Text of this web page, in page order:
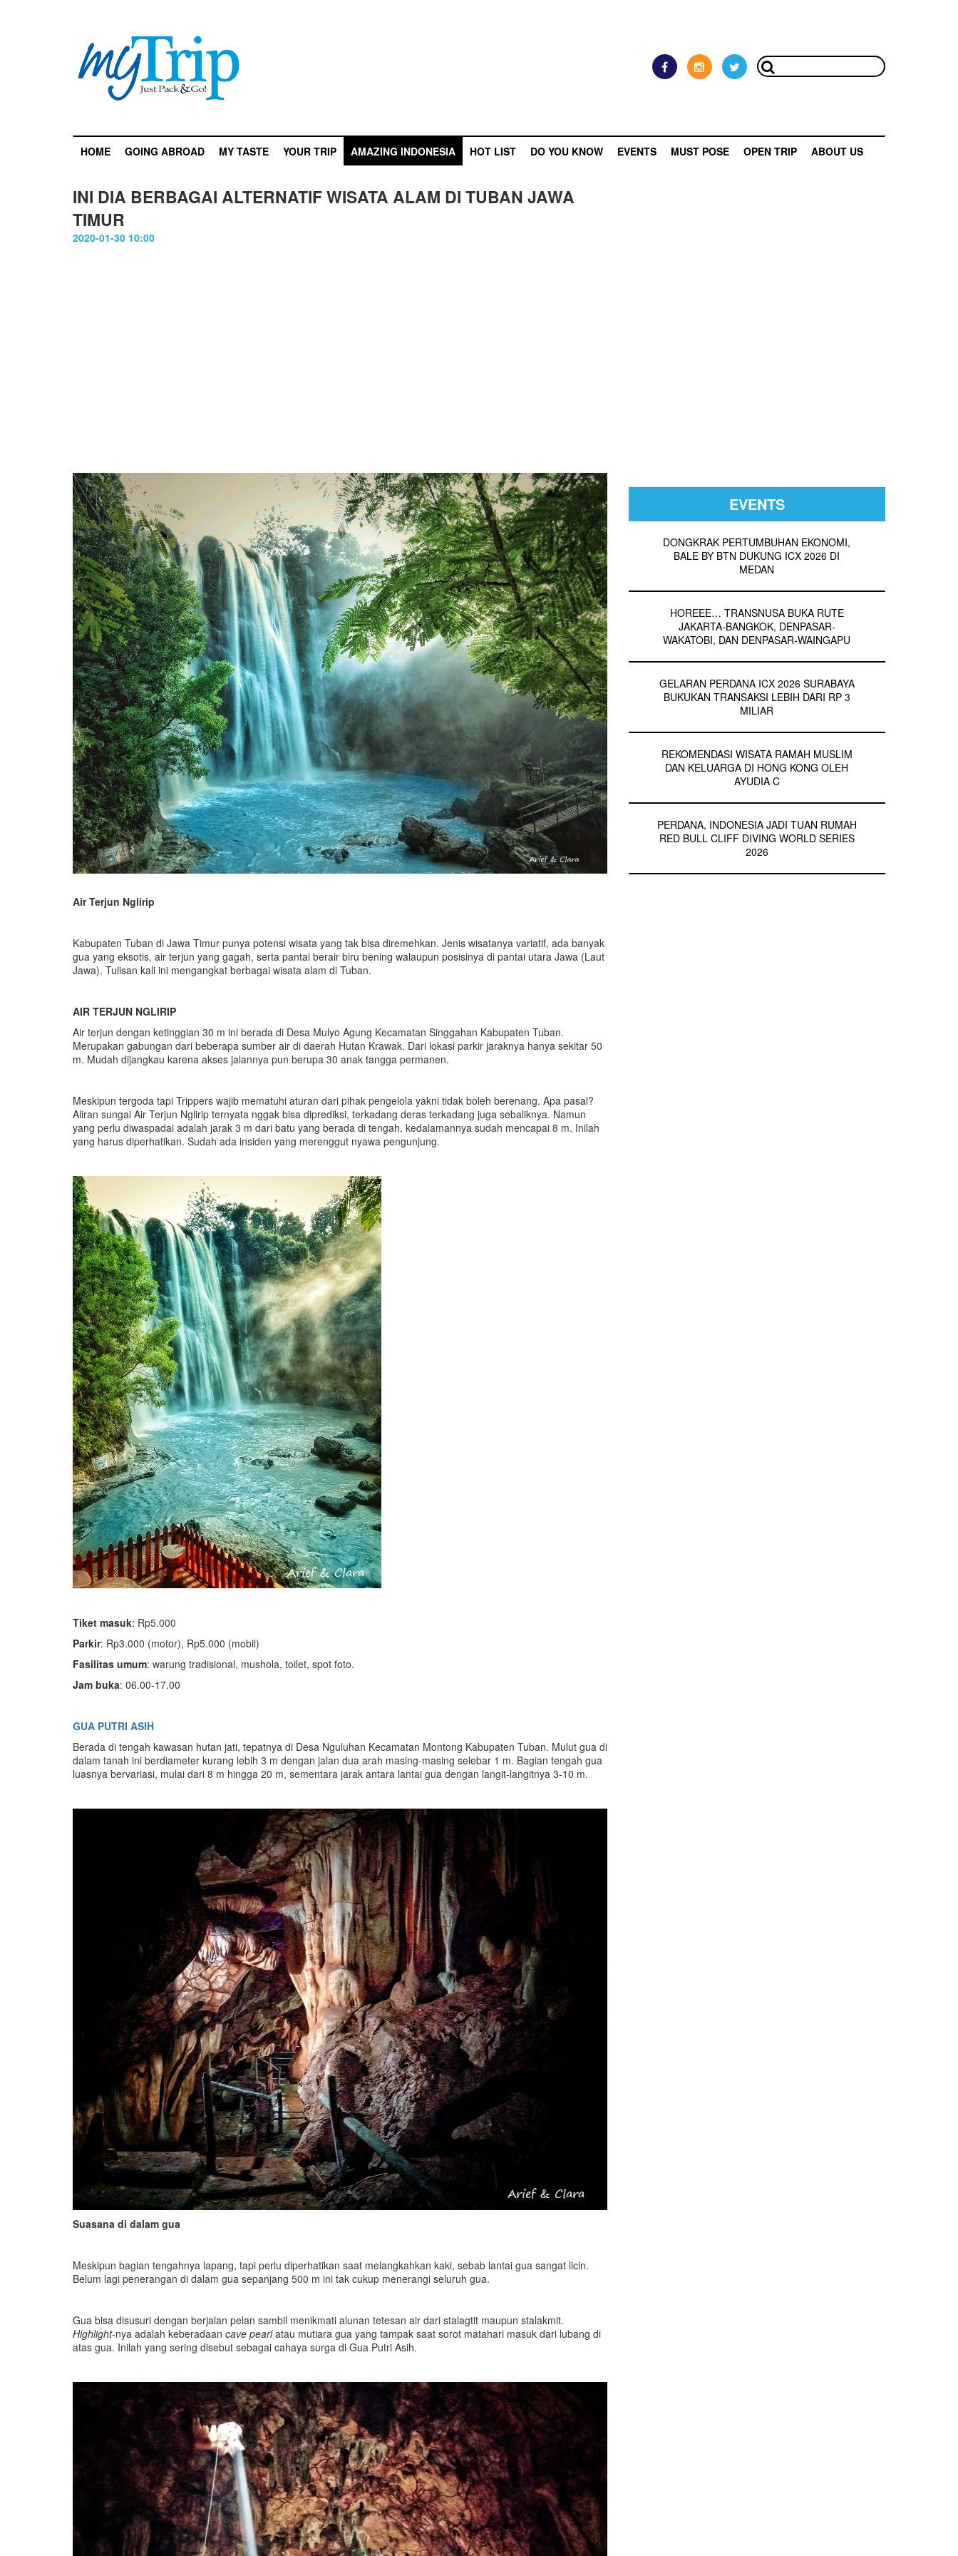
HOME GOING ABROAD MY TASTE YOUR TRIP AMAZING INDONESIA HOT LIST DO YOU KNOW EVENTS MUST POSE OPEN TRIP ABOUT US
INI DIA BERBAGAI ALTERNATIF WISATA ALAM DI TUBAN JAWA
TIMUR
2020-01-30 10:00
Air Terjun Nglirip
Kabupaten Tuban di Jawa Timur punya potensi wisata yang tak bisa diremehkan. Jenis wisatanya variatif, ada banyak
gua yang eksotis, air terjun yang gagah, serta pantai berair biru bening walaupun posisinya di pantai utara Jawa (Laut
Jawa). Tulisan kali ini mengangkat berbagai wisata alam di Tuban.
AIR TERJUN NGLIRIP
Air terjun dengan ketinggian 30 m ini berada di Desa Mulyo Agung Kecamatan Singgahan Kabupaten Tuban.
Merupakan gabungan dari beberapa sumber air di daerah Hutan Krawak. Dari lokasi parkir jaraknya hanya sekitar 50
m. Mudah dijangkau karena akses jalannya pun berupa 30 anak tangga permanen.
Meskipun tergoda tapi Trippers wajib mematuhi aturan dari pihak pengelola yakni tidak boleh berenang. Apa pasal?
Aliran sungai Air Terjun Nglirip ternyata nggak bisa diprediksi, terkadang deras terkadang juga sebaliknya. Namun
yang perlu diwaspadai adalah jarak 3 m dari batu yang berada di tengah, kedalamannya sudah mencapai 8 m. Inilah
yang harus diperhatikan. Sudah ada insiden yang merenggut nyawa pengunjung.
Tiket masuk: Rp5.000
Parkir: Rp3.000 (motor), Rp5.000 (mobil)
Fasilitas umum: warung tradisional, mushola, toilet, spot foto.
Jam buka: 06.00-17.00
GUA PUTRI ASIH
Berada di tengah kawasan hutan jati, tepatnya di Desa Nguluhan Kecamatan Montong Kabupaten Tuban. Mulut gua di
dalam tanah ini berdiameter kurang lebih 3 m dengan jalan dua arah masing-masing selebar 1 m. Bagian tengah gua
luasnya bervariasi, mulai dari 8 m hingga 20 m, sementara jarak antara lantai gua dengan langit-langitnya 3-10 m.
Suasana di dalam gua
Meskipun bagian tengahnya lapang, tapi perlu diperhatikan saat melangkahkan kaki, sebab lantai gua sangat licin.
Belum lagi penerangan di dalam gua sepanjang 500 m ini tak cukup menerangi seluruh gua.
Gua bisa disusuri dengan berjalan pelan sambil menikmati alunan tetesan air dari stalagtit maupun stalakmit.
Highlight-nya adalah keberadaan cave pearlatau mutiara gua yang tampak saat sorot matahari masuk dari lubang di
atas gua. Inilah yang sering disebut sebagai cahaya surga di Gua Putri Asih.
EVENTS
DONGKRAK PERTUMBUHAN EKONOMI,
BALE BY BTN DUKUNG ICX 2026 DI
MEDAN
HOREEE… TRANSNUSA BUKA RUTE
JAKARTA-BANGKOK, DENPASAR-
WAKATOBI, DAN DENPASAR-WAINGAPU
GELARAN PERDANA ICX 2026 SURABAYA
BUKUKAN TRANSAKSI LEBIH DARI RP 3
MILIAR
REKOMENDASI WISATA RAMAH MUSLIM
DAN KELUARGA DI HONG KONG OLEH
AYUDIA C
PERDANA, INDONESIA JADI TUAN RUMAH
RED BULL CLIFF DIVING WORLD SERIES
2026